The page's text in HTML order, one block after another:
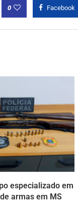
0 Facebook
especializado em
armas em MS